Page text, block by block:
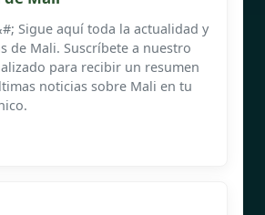
Sigue aquí toda la actualidad y
de Mali. Suscríbete a nuestro
para recibir un resumen
noticias sobre Mali en tu